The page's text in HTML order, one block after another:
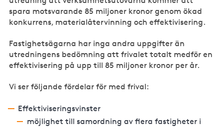
spara motsvarande 85 miljoner kronor genom ökad
konkurrens, materialåtervinning och effektivisering.
Fastighetsägarna har inga andra uppgifter än
utredningens bedömning att frivalet totalt medför en
effektivisering på upp till 85 miljoner kronor per år.
Vi ser följande fördelar för med frival:
Effektiviseringsvinster
möjlighet till samordning av flera fastigheter i